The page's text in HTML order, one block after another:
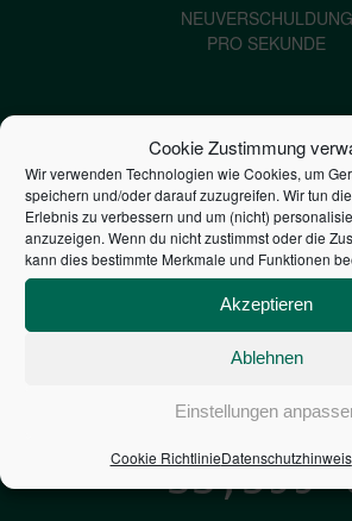
Cookie Zustimmung
Wir verwenden Technologien wie Cookies, um
speichern und/oder darauf zuzugreifen. Wir tun
Erlebnis zu verbessern und um (nicht)
anzuzeigen. Wenn du nicht zustimmst oder die
kann dies bestimmte Merkmale und Funktionen
Akzeptieren
Ablehnen
Einstellungen
Cookie RichtlinieDatenschutzhinweis
NEUVERSCHULDUNG
PRO SEKUNDE
1,601
ZINSEN
PRO SEKUNDE
33,599